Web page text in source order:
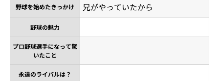
野球を始めたきっかけ 兄がやっていたから
野球の魅力
プロ野球選手になって驚
いたこと
永遠のライバルは？